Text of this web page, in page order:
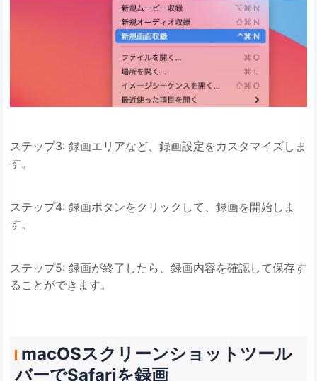
ステップ3: 録画エリアなど、録画設定をカスタマイズしま
す。
ステップ4: 録画ボタンをクリックして、録画を開始しま
す。
ステップ5: 録画が終了したら、録画内容を確認して保存す
ることができます。
macOSスクリーンショットツール
バーでSafariを録画